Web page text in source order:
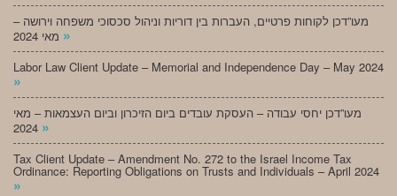
מעו”דכן לקוחות פרטיים, העברות בין דוריות וניהול סכסוכי משפחה וירושה –
»
Labor Law Client Update – Memorial and Independence Day – May 2024
»
מעו”דכן יחסי עבודה – העסקת עובדים ביום הזיכרון וביום העצמאות – מאי
»
Tax Client Update – Amendment No. 272 to the Israel Income Tax
Ordinance: Reporting Obligations on Trusts and Individuals – April 2024
»